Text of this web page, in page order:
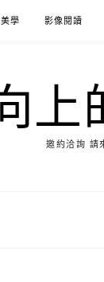
學 影像閱讀
向
邀約洽詢 請